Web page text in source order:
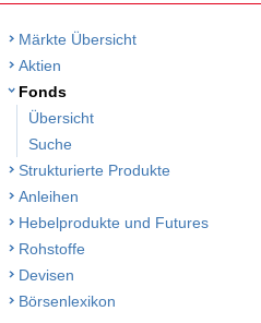
Märkte Übersicht
Aktien
Fonds
Übersicht
Suche
Strukturierte Produkte
Anleihen
Hebelprodukte und Futures
Rohstoffe
Devisen
Börsenlexikon